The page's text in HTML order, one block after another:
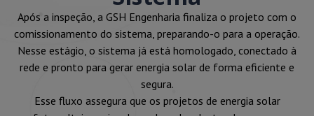
Após a inspeção, a GSH Engenharia finaliza o projeto com o
comissionamento do sistema, preparando-o para a operação.
Nesse estágio, o sistema já está homologado, conectado à
rede e pronto para gerar energia solar de forma eficiente e
segura.
Esse fluxo assegura que os projetos de energia solar